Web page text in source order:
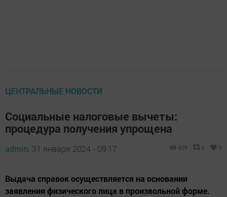
ЦЕНТРАЛЬНЫЕ НОВОСТИ
Социальные налоговые вычеты:
процедура получения упрощена
admin, 31 января 2024 - 09:17 626 0 0
Выдача справок осуществляется на основании
заявления физического лица в произвольной форме.